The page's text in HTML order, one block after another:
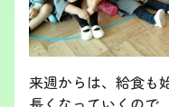
来週からは、給食も